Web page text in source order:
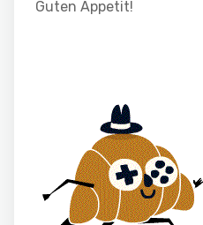
Guten Appetit!